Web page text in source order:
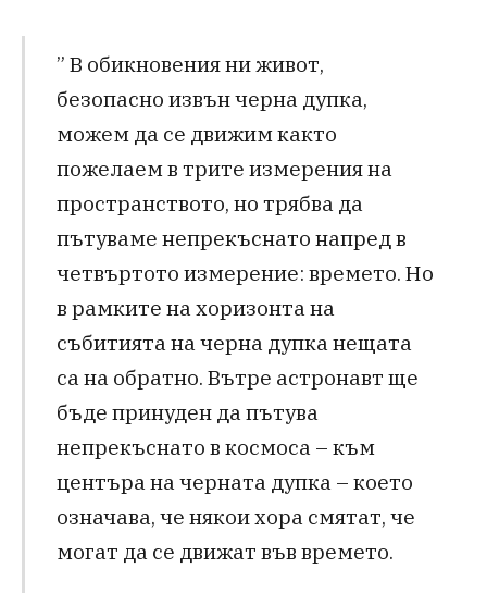
” В обикновения ни живот,
безопасно извън черна дупка,
можем да се движим както
пожелаем в трите измерения на
пространството, но трябва да
пътуваме непрекъснато напред в
четвъртото измерение: времето. Но
в рамките на хоризонта на
събитията на черна дупка нещата
са на обратно. Вътре астронавт ще
бъде принуден да пътува
непрекъснато в космоса – към
центъра на черната дупка – което
означава, че някои хора смятат, че
могат да се движат във времето.